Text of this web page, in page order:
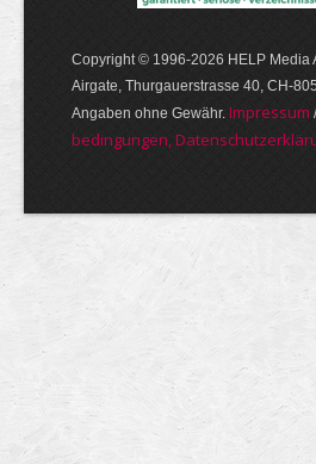
Copyright © 1996-2026 HELP Media
Airgate, Thurgauer­strasse 40, CH-
Angaben ohne Gewähr. Im­pres­sum
bedin­gungen,